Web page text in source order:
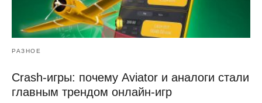
РАЗНОЕ
Crash-игры: почему Aviator и аналоги стали
главным трендом онлайн-игр